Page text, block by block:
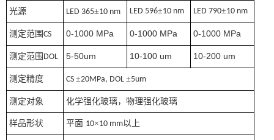
光源 LED 365±10 nm LED 596±10 nm LED 790±10 nm
测定范围CS 0-1000 MPa 0-1000 MPa 0-1000 MPa
测定范围 DOL 5-50um 10-100 um 10-200 um
测定精度 CS±20MPa, DOL±5um
测定对象 化学强化玻璃，物理强化玻璃
样品形状 平面 10×10 mm以上